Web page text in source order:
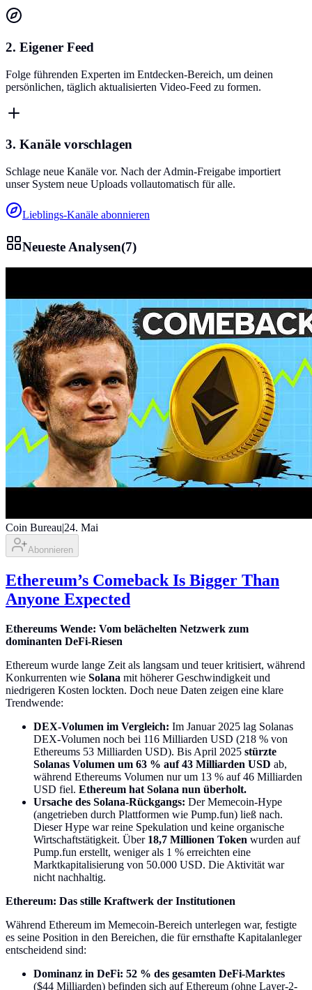
2. Eigener Feed
Folge führenden Experten im Entdecken-Bereich, um deinen
persönlichen, täglich aktualisierten Video-Feed zu formen.
3. Kanäle vorschlagen
Schlage neue Kanäle vor. Nach der Admin-Freigabe importiert
unser System neue Uploads vollautomatisch für alle.
Lieblings-Kanäle abonnieren
Neueste Analysen(7)
Coin Bureau|24. Mai
Abonnieren
Ethereum’s Comeback Is Bigger Than
Anyone Expected
Ethereums Wende: Vom belächelten Netzwerk zum
dominanten DeFi-Riesen
Ethereum wurde lange Zeit als langsam und teuer kritisiert, während
Konkurrenten wie Solana mit höherer Geschwindigkeit und
niedrigeren Kosten lockten. Doch neue Daten zeigen eine klare
Trendwende:
DEX-Volumen im Vergleich: Im Januar 2025 lag Solanas
DEX-Volumen noch bei 116 Milliarden USD (218 % von
Ethereums 53 Milliarden USD). Bis April 2025 stürzte
Solanas Volumen um 63 % auf 43 Milliarden USD ab,
während Ethereums Volumen nur um 13 % auf 46 Milliarden
USD fiel. Ethereum hat Solana nun überholt.
Ursache des Solana-Rückgangs: Der Memecoin-Hype
(angetrieben durch Plattformen wie Pump.fun) ließ nach.
Dieser Hype war reine Spekulation und keine organische
Wirtschaftstätigkeit. Über 18,7 Millionen Token wurden auf
Pump.fun erstellt, weniger als 1 % erreichten eine
Marktkapitalisierung von 50.000 USD. Die Aktivität war
nicht nachhaltig.
Ethereum: Das stille Kraftwerk der Institutionen
Während Ethereum im Memecoin-Bereich unterlegen war, festigte
es seine Position in den Bereichen, die für ernsthafte Kapitalanleger
entscheidend sind:
Dominanz in DeFi: 52 % des gesamten DeFi-Marktes
($44 Milliarden) befinden sich auf Ethereum (ohne Layer-2-